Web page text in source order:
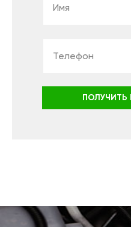
ПОЛУЧИТЬ